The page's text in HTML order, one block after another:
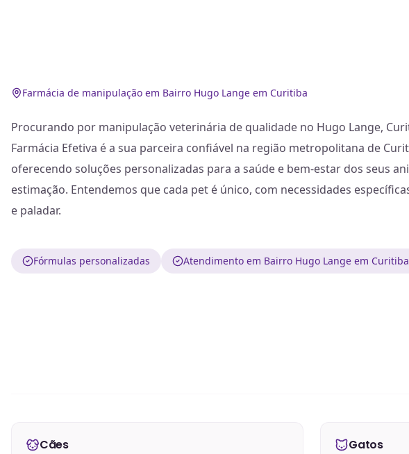
Farmácia de manipulação em Bairro Hugo Lange em Curitiba
Procurando por manipulação veterinária de qualidade no Hugo Lange,
Farmácia Efetiva é a sua parceira confiável na região metropolitana de
oferecendo soluções personalizadas para a saúde e bem-estar dos seus
estimação. Entendemos que cada pet é único, com necessidades
e paladar.
Fórmulas personalizadas Atendimento em Bairro Hugo Lange em Curitiba
Cães Gatos